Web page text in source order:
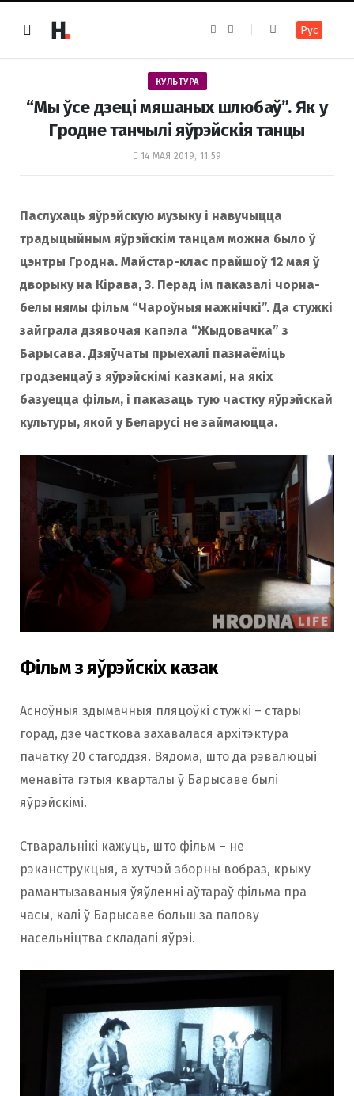
e
k
t
a
m
Рус
КУЛЬТУРА
“Мы ўсе дзеці мяшаных шлюбаў”. Як у
Гродне танчылі яўрэйскія танцы
14 МАЯ 2019, 11:59
Паслухаць яўрэйскую музыку і навучыцца
традыцыйным яўрэйскім танцам можна было ў
цэнтры Гродна. Майстар-клас прайшоў 12 мая ў
дворыку на Кірава, 3. Перад ім паказалі чорна-
белы нямы фільм “Чароўныя нажнічкі”. Да стужкі
зайграла дзявочая капэла “Жыдовачка” з
Барысава. Дзяўчаты прыехалі пазнаёміць
гродзенцаў з яўрэйскімі казкамі, на якіх
базуецца фільм, і паказаць тую частку яўрэйскай
культуры, якой у Беларусі не займаюцца.
Фільм з яўрэйскіх казак
Асноўныя здымачныя пляцоўкі стужкі – стары
горад, дзе часткова захавалася архітэктура
пачатку 20 стагоддзя. Вядома, што да рэвалюцыі
менавіта гэтыя кварталы ў Барысаве былі
яўрэйскімі.
Стваральнікі кажуць, што фільм – не
рэканструкцыя, а хутчэй зборны вобраз, крыху
рамантызаваныя ўяўленні аўтараў фільма пра
часы, калі ў Барысаве больш за палову
насельніцтва складалі яўрэі.